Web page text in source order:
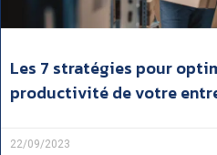
Les 7 stratégies pour
productivité de votre
22/09/2023